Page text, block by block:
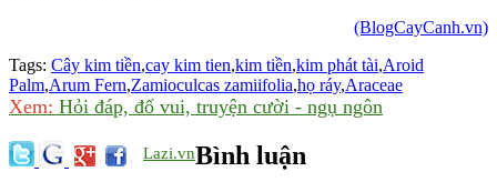
(BlogCayCanh.vn)
Tags: Cây kim tiền,cay kim tien,kim tiền,kim phát tài,Aroid
Palm,Arum Fern,Zamioculcas zamiifolia,họ ráy,Araceae
Xem: Hỏi đáp, đố vui, truyện cười - ngụ ngôn
Lazi.vnBình luận